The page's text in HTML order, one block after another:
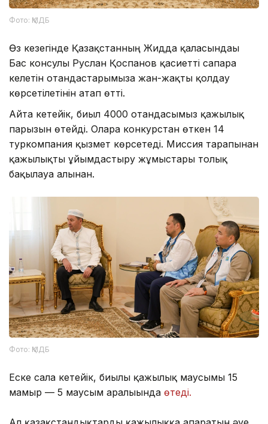
Фото: ҚМДБ
Өз кезегінде Қазақстанның Жидда қаласындағы
Бас консулы Руслан Қоспанов қасиетті сапарға
келетін отандастарымызға жан-жақты қолдау
көрсетілетінін атап өтті.
Айта кетейік, биыл 4000 отандасымыз қажылық
парызын өтейді. Оларға конкурстан өткен 14
туркомпания қызмет көрсетеді. Миссия тарапынан
қажылықты ұйымдастыру жұмыстары толық
бақылауға алынған.
Фото: ҚМДБ
Еске сала кетейік, биылғы қажылық маусымы 15
мамыр — 5 маусым аралығында өтеді.